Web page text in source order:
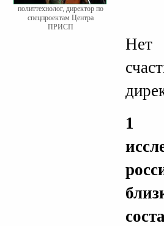
политтехнолог, директор по
спецпроектам Центра
ПРИСП
Нет
1